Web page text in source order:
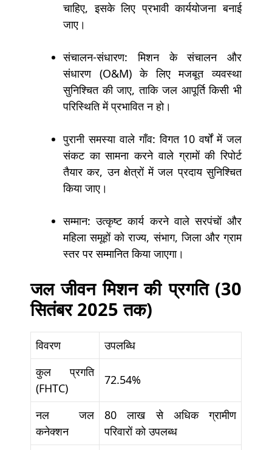
चाहिए, इसके लिए प्रभावी कार्ययोजना बनाई
जाए।
संचालन-संधारण: मिशन के संचालन और
संधारण (O&M) के लिए मजबूत व्यवस्था
सुनिश्चित की जाए, ताकि जल आपूर्ति किसी भी
परिस्थिति में प्रभावित न हो।
पुरानी समस्या वाले गाँव: विगत 10 वर्षों में जल
संकट का सामना करने वाले ग्रामों की रिपोर्ट
तैयार कर, उन क्षेत्रों में जल प्रदाय सुनिश्चित
किया जाए।
सम्मान: उत्कृष्ट कार्य करने वाले सरपंचों और
महिला समूहों को राज्य, संभाग, जिला और ग्राम
स्तर पर सम्मानित किया जाएगा।
जल जीवन मिशन की प्रगति (30
सितंबर 2025 तक)
विवरण
उपलब्धि
कुल प्रगति
(FHTC)
72.54%
नल जल
कनेक्शन
80 लाख से अधिक ग्रामीण
परिवारों को उपलब्ध